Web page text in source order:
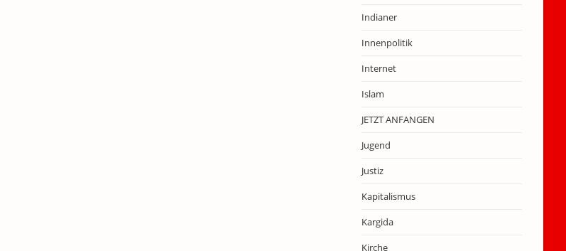
Indianer
Innenpolitik
Internet
Islam
JETZT ANFANGEN
Jugend
Justiz
Kapitalismus
Kargida
Kirche